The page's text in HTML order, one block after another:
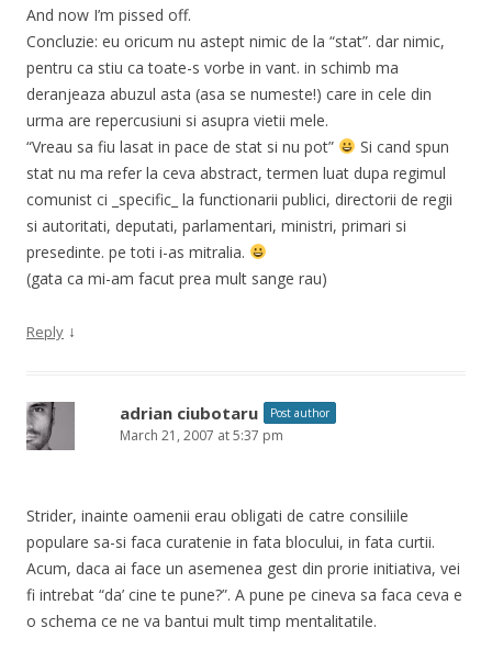
And now I’m pissed off.
Concluzie: eu oricum nu astept nimic de la “stat”. dar nimic,
pentru ca stiu ca toate-s vorbe in vant. in schimb ma
deranjeaza abuzul asta (asa se numeste!) care in cele din
urma are repercusiuni si asupra vietii mele.
“Vreau sa fiu lasat in pace de stat si nu pot”
Si cand spun
stat nu ma refer la ceva abstract, termen luat dupa regimul
comunist ci _specific_ la functionarii publici, directorii de regii
si autoritati, deputati, parlamentari, ministri, primari si
presedinte. pe toti i-as mitralia.
(gata ca mi-am facut prea mult sange rau)
Reply ↓
adrian ciubotaru Post author
March 21, 2007 at 5:37 pm
Strider, inainte oamenii erau obligati de catre consiliile
populare sa-si faca curatenie in fata blocului, in fata curtii.
Acum, daca ai face un asemenea gest din prorie initiativa, vei
fi intrebat “da’ cine te pune?”. A pune pe cineva sa faca ceva e
o schema ce ne va bantui mult timp mentalitatile.